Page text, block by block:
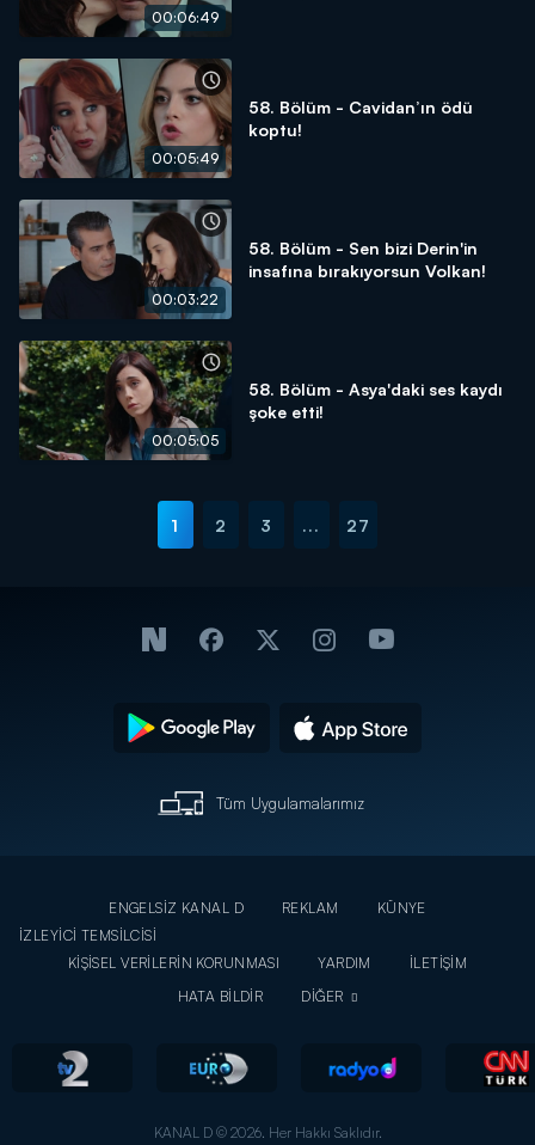
00:06:49
00:05:49
58. Bölüm - Cavidan’ın ödü
koptu!
00:03:22
58. Bölüm - Sen bizi Derin'in
insafına bırakıyorsun Volkan!
00:05:05
58. Bölüm - Asya'daki ses kaydı
şoke etti!
1 2 3 ... 27
Tüm Uygulamalarımız
ENGELSİZ KANAL D REKLAM
KÜNYE
İZLEYİCİ TEMSİLCİSİ
KİŞİSEL VERİLERİN KORUNMASI
YARDIM
İLETİŞİM
HATA BİLDİR
DİĞER
KANAL D © 2026. Her Hakkı Saklıdır.